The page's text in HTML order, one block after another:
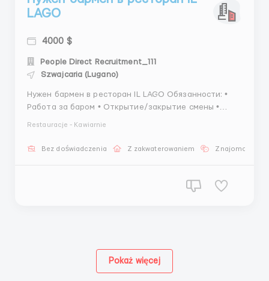
LAGO
4000 $
People Direct Recruitment_111
Szwajcaria (Lugano)
Нужен бармен в ресторан IL LAGO Обязанности: •
Работа за баром • Открытие/закрытие смены •
жизнедеятельности бара • Обязательно нужно
Restauracje - Kawiarnie
Bez doświadczenia Z zakwaterowaniem Znajomość
Pokaż więcej